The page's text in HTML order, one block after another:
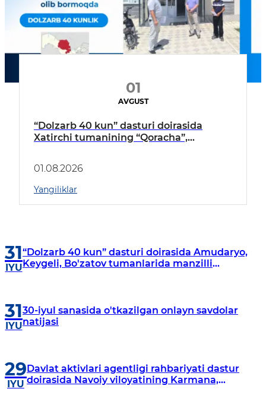
01
AVGUST
“Dolzarb 40 kun” dasturi doirasida
Xatirchi tumanining “Qoracha”,
borildi
01.08.2026
Yangiliklar
31
IYU
“Dolzarb 40 kun” dasturi doirasida Amudaryo,
Keygeli, Bo'zatov tumanlarida manzilli
31
IYU
30-iyul sanasida o'tkazilgan onlayn savdolar
natijasi
29
IYU
Davlat aktivlari agentligi rahbariyati dastur
doirasida Navoiy viloyatining Karmana,